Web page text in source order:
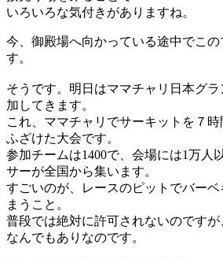
いろいろな気付きがありますね。
今、御殿場へ向かっている途中でこの
す。
そうです。明日はママチャリ日本グ
加してきます。
これ、ママチャリでサーキットを７
ふざけた大会です。
参加チームは1400で、会場には1万人
サーが全国から集います。
すごいのが、レースのピットでバー
まうこと。
普段では絶対に許可されないのです
なんでもありなのです。